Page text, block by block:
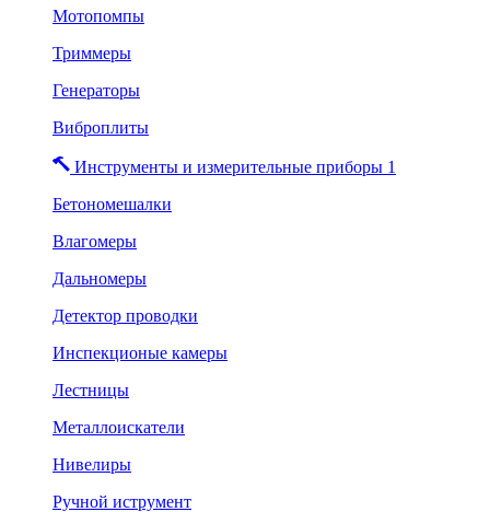
Мотопомпы
Триммеры
Генераторы
Виброплиты
Инструменты и измерительные приборы 1
Бетономешалки
Влагомеры
Дальномеры
Детектор проводки
Инспекционые камеры
Лестницы
Металлоискатели
Нивелиры
Ручной иструмент